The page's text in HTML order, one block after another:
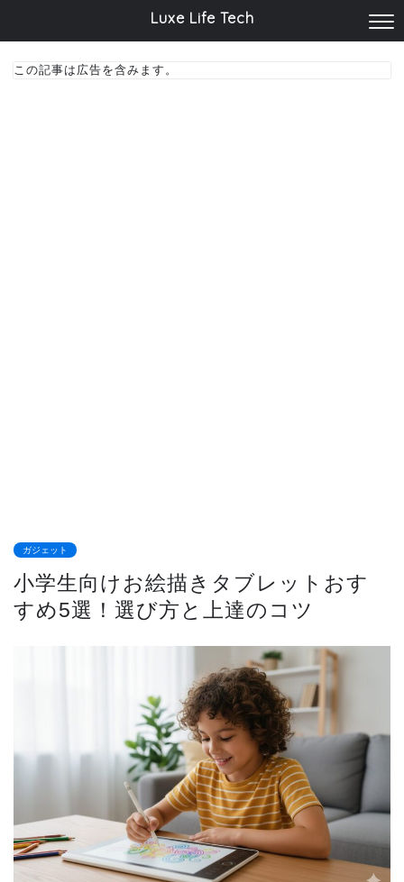
Luxe Life Tech
この記事は広告を含みます。
ガジェット
小学生向けお絵描きタブレットおす
すめ5選！選び方と上達のコツ